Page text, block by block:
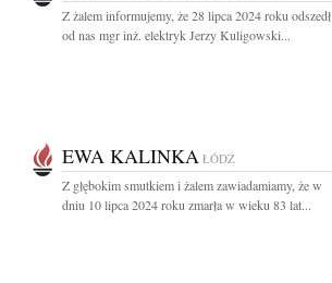
Z żalem informujemy, że 28 lipca 2024 roku odszedł
od nas mgr inż. elektryk Jerzy Kuligowski...
EWA KALINKA ŁÓDŹ
Z głębokim smutkiem i żalem zawiadamiamy, że w
dniu 10 lipca 2024 roku zmarła w wieku 83 lat...